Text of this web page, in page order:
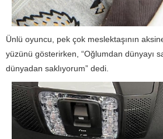
Ünlü oyuncu, pek çok meslektaşının
yüzünü gösterirken, “Oğlumdan dünyayı
dünyadan saklıyorum” dedi.